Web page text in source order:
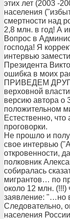
этих лет (2003 -
населения
смертности над
2,8 млн. в год! А
Вопрос в
господа! Я
интервью
Президента
ошибка в моих
ПРИВЕДЕМ
верховной
версию автора о
положительном
Естественно, что
проговорки.
Не прошло и
свое интервью
откровенности,
полковник
собиралась
мигрантов… по
около 12 млн.
заявление: "…но
Следовательно,
населения